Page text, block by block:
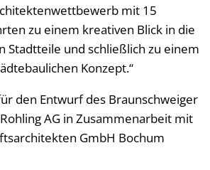
mit 15
zu einem kreativen Blick in die
Stadtteile und schließlich zu einem
Konzept.“
den Entwurf des Braunschweiger
AG in Zusammenarbeit mit
GmbH Bochum